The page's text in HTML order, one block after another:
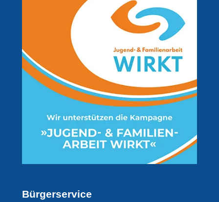
Bürgerservice